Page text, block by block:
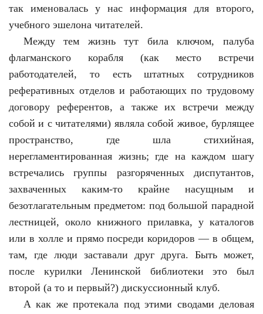
так именовалась у нас информация для второго,
учебного эшелона читателей.
Между тем жизнь тут била ключом, палуба
флагманского корабля (как место встречи
работодателей, то есть штатных сотрудников
реферативных отделов и работающих по трудовому
договору референтов, а также их встречи между
собой и с читателями) являла собой живое, бурлящее
пространство, где шла стихийная,
нерегламентированная жизнь; где на каждом шагу
встречались группы разгоряченных диспутантов,
захваченных каким-то крайне насущным и
безотлагательным предметом: под большой парадной
лестницей, около книжного прилавка, у каталогов
или в холле и прямо посреди коридоров — в общем,
там, где люди заставали друг друга. Быть может,
после курилки Ленинской библиотеки это был
второй (а то и первый?) дискуссионный клуб.
А как же протекала под этими сводами деловая